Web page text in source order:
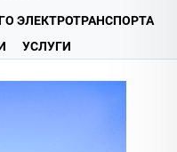
ЭЛЕКТРОТРАНСПОРТА
УСЛУГИ